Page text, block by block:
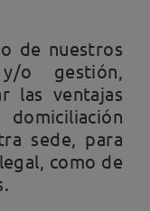
de nuestros
o gestión,
las ventajas
sede, para
como de